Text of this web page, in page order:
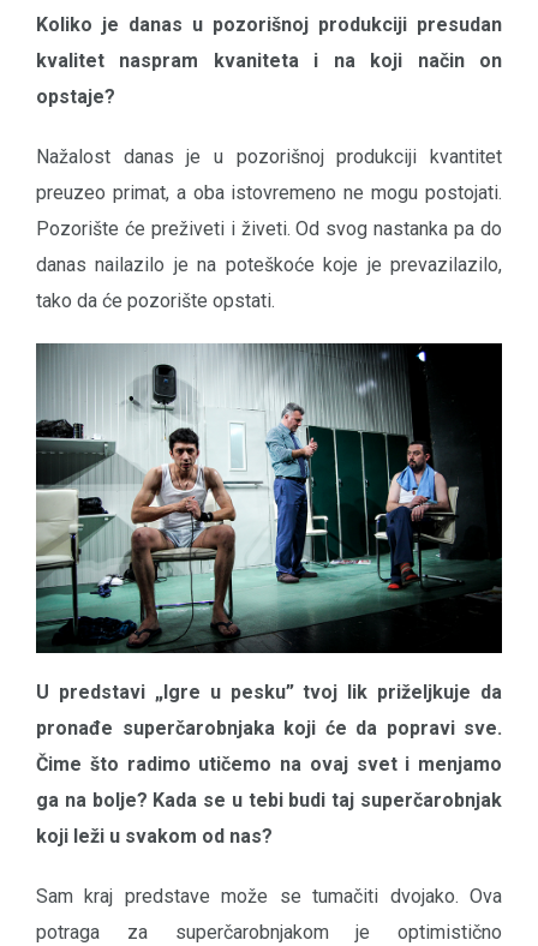
Koliko je danas u pozorišnoj produkciji presudan
kvalitet naspram kvaniteta i na koji način on
opstaje?
Nažalost danas je u pozorišnoj produkciji kvantitet
preuzeo primat, a oba istovremeno ne mogu postojati.
Pozorište će preživeti i živeti. Od svog nastanka pa do
danas nailazilo je na poteškoće koje je prevazilazilo,
tako da će pozorište opstati.
U predstavi „Igre u pesku” tvoj lik priželjkuje da
pronađe superčarobnjaka koji će da popravi sve.
Čime što radimo utičemo na ovaj svet i menjamo
ga na bolje? Kada se u tebi budi taj superčarobnjak
koji leži u svakom od nas?
Sam kraj predstave može se tumačiti dvojako. Ova
potraga za superčarobnjakom je optimistično